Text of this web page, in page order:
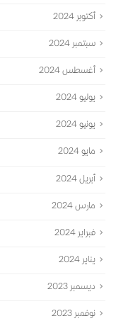
أكتوبر 2024
سبتمبر 2024
أغسطس 2024
يوليو 2024
يونيو 2024
مايو 2024
أبريل 2024
مارس 2024
فبراير 2024
يناير 2024
ديسمبر 2023
نوفمبر 2023